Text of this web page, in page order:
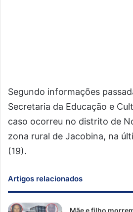
Segundo informações
Secretaria da Educação e
caso ocorreu no distrito de
zona rural de Jacobina, na
(19).
Artigos relacionados
Mãe e filho